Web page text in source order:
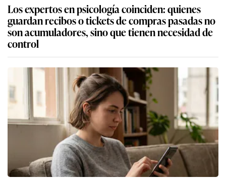
Los expertos en psicología coinciden: quienes
guardan recibos o tickets de compras pasadas no
son acumuladores, sino que tienen necesidad de
control